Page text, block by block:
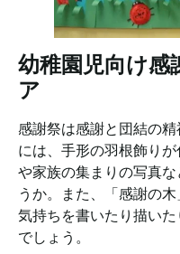
幼稚園児向け感
ア
感謝祭は感謝と団結の
には、手形の羽根飾り
や家族の集まりの写真
うか。また、「感謝の
気持ちを書いたり描い
でしょう。